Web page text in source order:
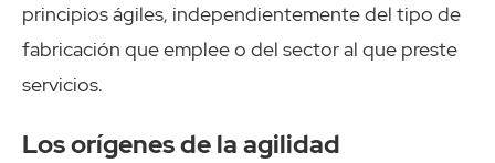
principios ágiles, independientemente del tipo de
fabricación que emplee o del sector al que preste
servicios.
Los orígenes de la agilidad